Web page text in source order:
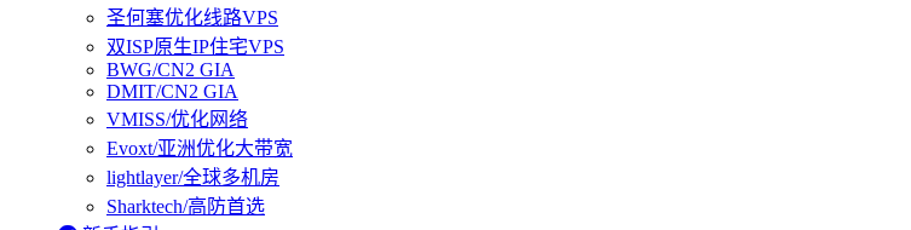
圣何塞优化线路VPS
双ISP原生IP住宅VPS
BWG/CN2 GIA
DMIT/CN2 GIA
VMISS/优化网络
Evoxt/亚洲优化大带宽
lightlayer/全球多机房
Sharktech/高防首选